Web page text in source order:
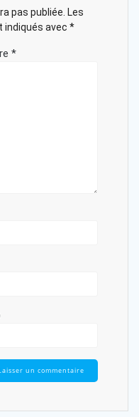
pas publiée. Les
indiqués avec *
*